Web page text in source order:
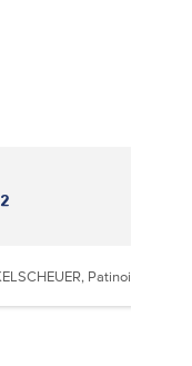
Patinoire